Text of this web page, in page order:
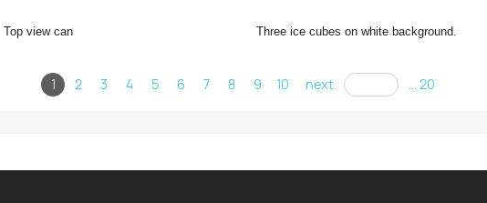
Top view can Three ice cubes on white background.
1 2 3 4 5 6 7 8 9 10 next ... 20